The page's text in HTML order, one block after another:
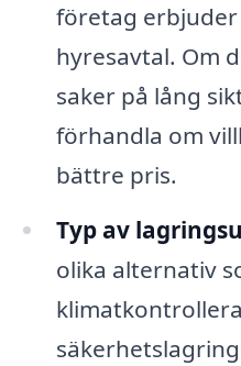
företag
hyresavtal. Om
saker på lång
förhandla om
bättre pris.
Typ av
olika alternativ